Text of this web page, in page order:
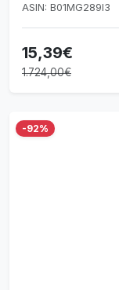
ASIN: B01MG289I3
15,39€
1.724,00€
-92%